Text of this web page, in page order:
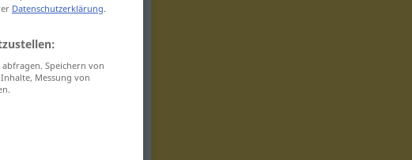
Datenschutzerklärung.
Speichern von
Messung von